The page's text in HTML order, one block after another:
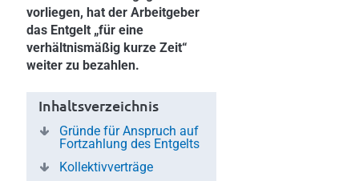
vorliegen, hat der Arbeitgeber
das Entgelt „für eine
verhältnismäßig kurze Zeit“
weiter zu bezahlen.
Inhaltsverzeichnis
Gründe für Anspruch auf
Fortzahlung des Entgelts
Kollektivverträge